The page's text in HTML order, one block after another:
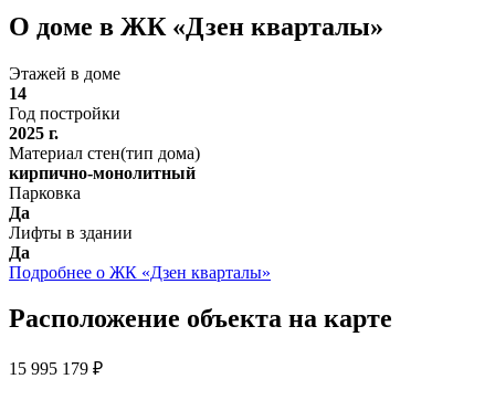
О доме в ЖК «Дзен кварталы»
Этажей в доме
14
Год постройки
2025 г.
Материал стен(тип дома)
кирпично-монолитный
Парковка
Да
Лифты в здании
Да
Подробнее о ЖК «Дзен кварталы»
Расположение объекта на карте
15 995 179 ₽